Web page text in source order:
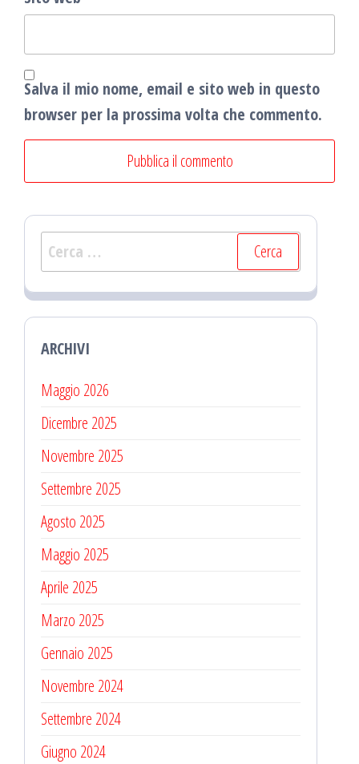
Salva il mio nome, email e sito web in questo
browser per la prossima volta che commento.
Ricerca
per:
ARCHIVI
Maggio 2026
Dicembre 2025
Novembre 2025
Settembre 2025
Agosto 2025
Maggio 2025
Aprile 2025
Marzo 2025
Gennaio 2025
Novembre 2024
Settembre 2024
Giugno 2024